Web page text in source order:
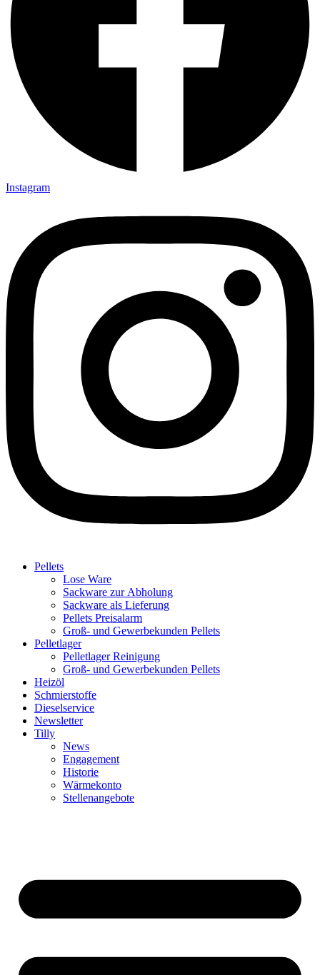
Instagram
Pellets
Lose Ware
Sackware zur Abholung
Sackware als Lieferung
Pellets Preisalarm
Groß- und Gewerbekunden Pellets
Pelletlager
Pelletlager Reinigung
Groß- und Gewerbekunden Pellets
Heizöl
Schmierstoffe
Dieselservice
Newsletter
Tilly
News
Engagement
Historie
Wärmekonto
Stellenangebote